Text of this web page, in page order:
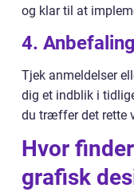
og klar til at
4.
Tjek anmeldelser
dig et indblik i
du træffer det rette
Hvor
grafisk